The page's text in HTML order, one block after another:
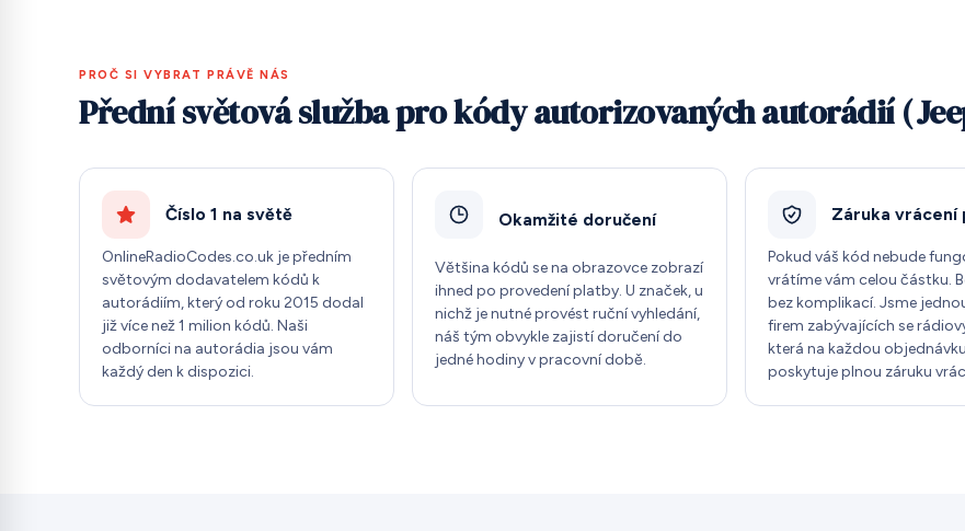
PROČ SI VYBRAT PRÁVĚ NÁS
Přední světová služba pro kódy autorizovaných autorádií
Číslo 1 na světě
OnlineRadioCodes.co.uk je předním
světovým dodavatelem kódů k
autorádiím, který od roku 2015 dodal
již více než 1 milion kódů. Naši
odborníci na autorádia jsou vám
každý den k dispozici.
Okamžité doručení
Většina kódů se na obrazovce zobrazí
ihned po provedení platby. U značek, u
nichž je nutné provést ruční vyhledání,
náš tým obvykle zajistí doručení do
jedné hodiny v pracovní době.
Záruka vrácení
Pokud váš kód nebude
vrátíme vám celou částku.
bez komplikací. Jsme
firem zabývajících se
která na každou objednávku
poskytuje plnou záruku